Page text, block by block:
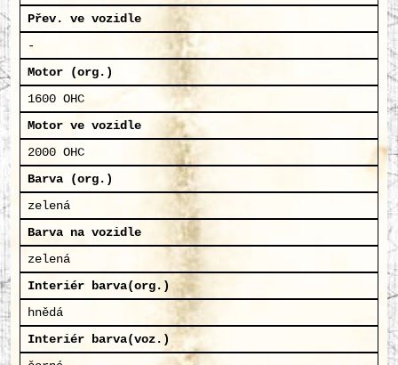
Přev. ve vozidle
-
Motor (org.)
1600 OHC
Motor ve vozidle
2000 OHC
Barva (org.)
zelená
Barva na vozidle
zelená
Interiér barva(org.)
hnědá
Interiér barva(voz.)